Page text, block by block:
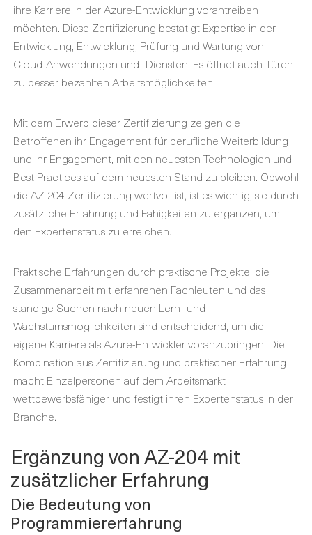
ihre Karriere in der Azure-Entwicklung vorantreiben
möchten. Diese Zertifizierung bestätigt Expertise in der
Entwicklung, Entwicklung, Prüfung und Wartung von
Cloud-Anwendungen und -Diensten. Es öffnet auch Türen
zu besser bezahlten Arbeitsmöglichkeiten.
Mit dem Erwerb dieser Zertifizierung zeigen die
Betroffenen ihr Engagement für berufliche Weiterbildung
und ihr Engagement, mit den neuesten Technologien und
Best Practices auf dem neuesten Stand zu bleiben. Obwohl
die AZ-204-Zertifizierung wertvoll ist, ist es wichtig, sie durch
zusätzliche Erfahrung und Fähigkeiten zu ergänzen, um
den Expertenstatus zu erreichen.
Praktische Erfahrungen durch praktische Projekte, die
Zusammenarbeit mit erfahrenen Fachleuten und das
ständige Suchen nach neuen Lern- und
Wachstumsmöglichkeiten sind entscheidend, um die
eigene Karriere als Azure-Entwickler voranzubringen. Die
Kombination aus Zertifizierung und praktischer Erfahrung
macht Einzelpersonen auf dem Arbeitsmarkt
wettbewerbsfähiger und festigt ihren Expertenstatus in der
Branche.
Ergänzung von AZ-204 mit
zusätzlicher Erfahrung
Die Bedeutung von
Programmiererfahrung